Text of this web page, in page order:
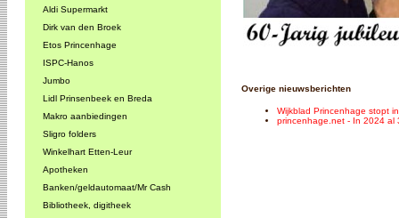
Aldi Supermarkt
Dirk van den Broek
Etos Princenhage
ISPC-Hanos
Jumbo
Lidl Prinsenbeek en Breda
Makro aanbiedingen
Sligro folders
Winkelhart Etten-Leur
Apotheken
Banken/geldautomaat/Mr Cash
Bibliotheek, digitheek
Overige nieuwsberichten
Wijkblad Princenhage stopt
princenhage.net - In 2024 al